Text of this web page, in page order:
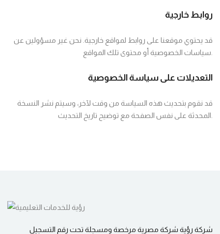
عليهم في
للخدمات
التعليمية
روابط خارجية
قد يحتوي موقعنا على روابط لمواقع خارجية. نحن غير مسؤولين عن
التعديلات على سياسة الخصوصية
قد نقوم بتحديث هذه السياسة من وقت لآخر، وسيتم نشر النسخة
شركة رؤية شركة مصرية مرخصة ومسجلة تحت رقم التسجيل